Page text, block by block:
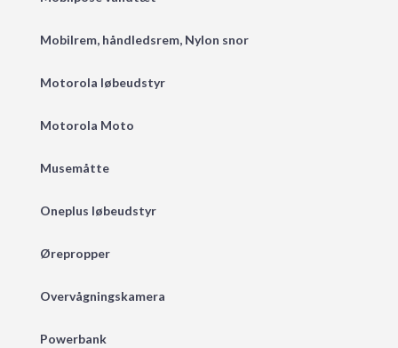
Mobilrem, håndledsrem, Nylon snor
Motorola løbeudstyr
Motorola Moto
Musemåtte
Oneplus løbeudstyr
Ørepropper
Overvågningskamera
Powerbank